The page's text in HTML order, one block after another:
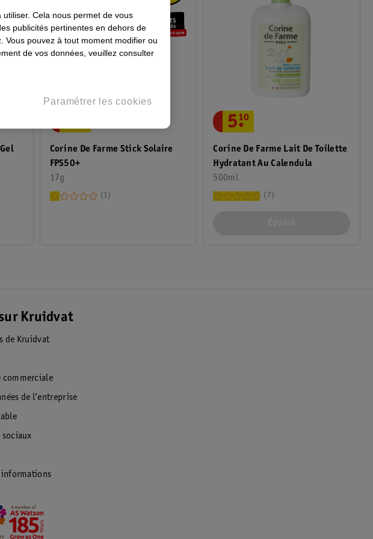
Corine De Farme Stick Solaire
FPS50+
17g
1
Corine De Farme Lait De Toilette
Hydratant Au Calendula
500ml
5.
10
7
Kruidvat
de Kruidvat
commerciale
de l’entreprise
sociaux
Cela nous permet de vous
publicités pertinentes en dehors de
Vous pouvez à tout moment modifier ou
de vos données, veuillez consulter
Paramétrer les cookies